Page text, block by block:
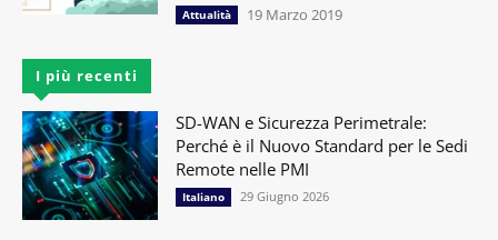
Attualità 19 Marzo 2019
I più recenti
SD-WAN e Sicurezza Perimetrale:
Perché è il Nuovo Standard per le Sedi
Remote nelle PMI
Italiano 29 Giugno 2026